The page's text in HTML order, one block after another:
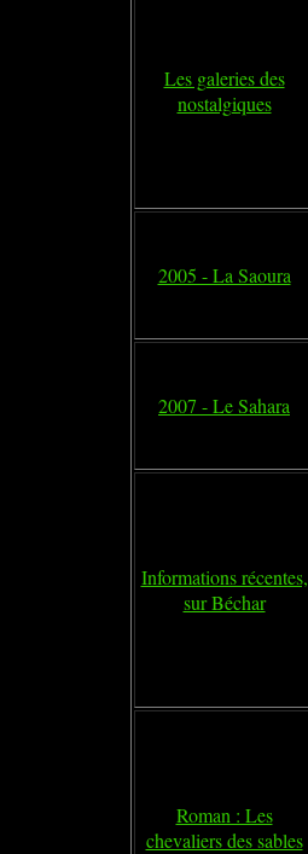
Les galeries des
nostalgiques
2005 - La Saoura
2007 - Le Sahara
Informations récentes,
sur Béchar
Roman : Les
chevaliers des sables